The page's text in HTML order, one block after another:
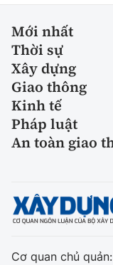
Mới nhất
Thời sự
Xây dựng
Giao thông
Kinh tế
Pháp luật
An toàn giao
Cơ quan chủ